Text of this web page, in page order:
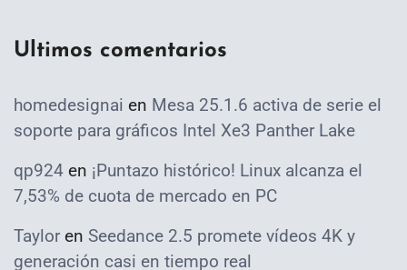
Ultimos comentarios
homedesignai en Mesa 25.1.6 activa de serie el
soporte para gráficos Intel Xe3 Panther Lake
qp924 en ¡Puntazo histórico! Linux alcanza el
7,53% de cuota de mercado en PC
Taylor en Seedance 2.5 promete vídeos 4K y
generación casi en tiempo real